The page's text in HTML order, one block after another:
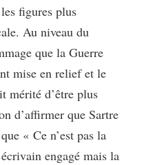
figures plus
Au niveau du
que la Guerre
mise en relief et le
mérité d’être plus
d’affirmer que Sartre
« Ce n’est pas la
engagé mais la